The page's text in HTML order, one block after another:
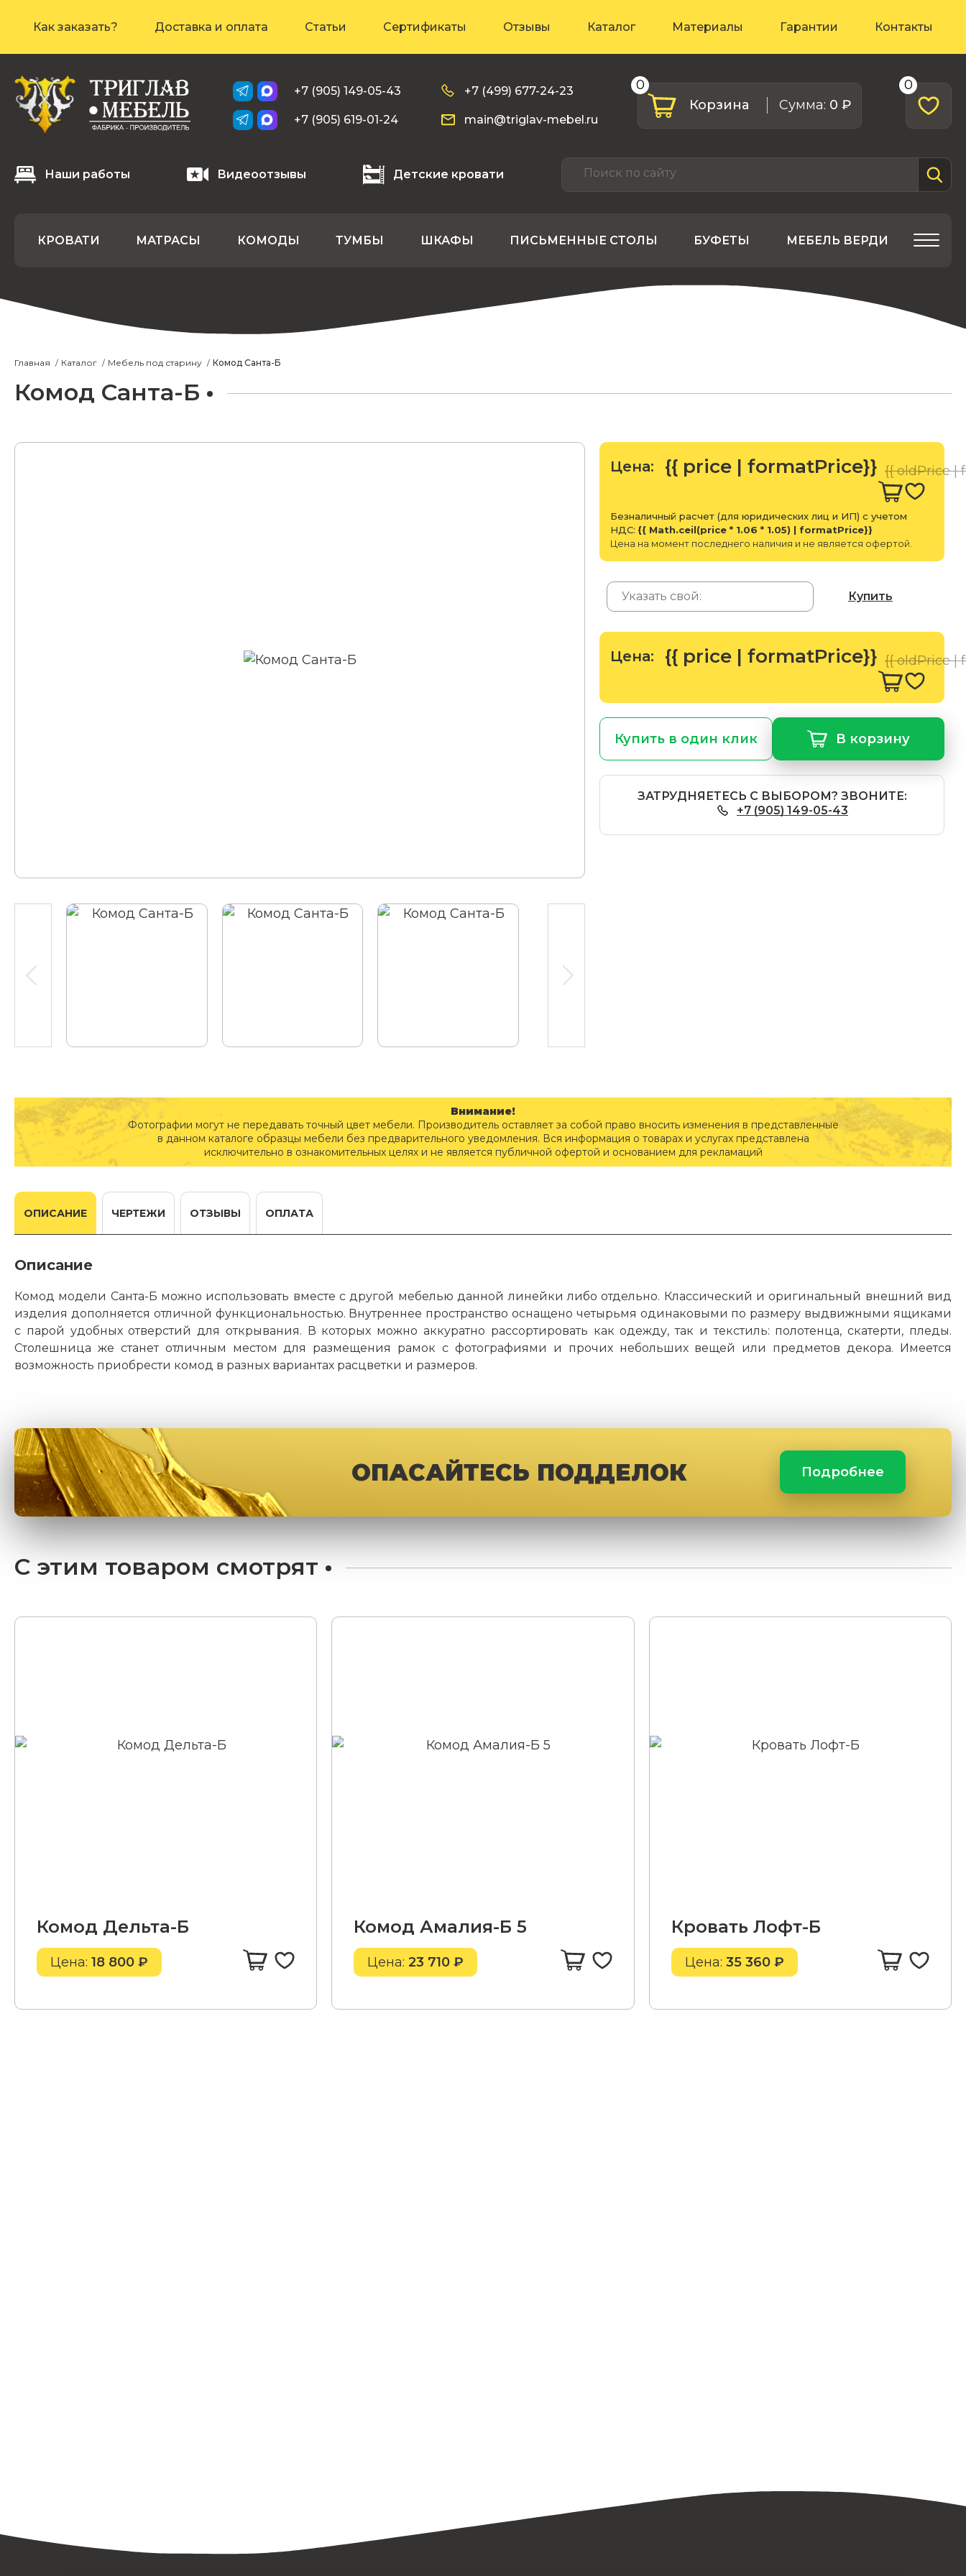
Как заказать? Доставка и оплата Статьи Сертификаты Отзывы Каталог Материалы Гарантии Контакты
+7 (905) 149-05-43
+7 (905) 619-01-24
+7 (499) 677-24-23
main@triglav-mebel.ru
Корзина Cумма: 0 ₽
0 0
Наши работы Видеоотзывы Детские кровати
КРОВАТИ МАТРАСЫ КОМОДЫ ТУМБЫ ШКАФЫ ПИСЬМЕННЫЕ СТОЛЫ БУФЕТЫ МЕБЕЛЬ ВЕРДИ
Главная Каталог Мебель под старину Комод Санта-Б
Комод Санта-Б
Цена: {{ price | formatPrice}} {{ oldPrice |
Безналичный расчет (для юридических лиц и ИП) с учетом
НДС: {{ Math.ceil(price * 1.06 * 1.05) | formatPrice}}
Цена на момент последнего наличия и не является офертой.
Купить
Цена: {{ price | formatPrice}} {{ oldPrice |
Купить в один клик В корзину
ЗАТРУДНЯЕТЕСЬ С ВЫБОРОМ? ЗВОНИТЕ:
+7 (905) 149-05-43
Внимание!
Фотографии могут не передавать точный цвет мебели. Производитель оставляет за собой право вносить изменения в представленные
в данном каталоге образцы мебели без предварительного уведомления. Вся информация о товарах и услугах представлена
исключительно в ознакомительных целях и не является публичной офертой и основанием для рекламаций
ОПИСАНИЕ ЧЕРТЕЖИ ОТЗЫВЫ ОПЛАТА
Описание
Комод модели Санта-Б можно использовать вместе с другой мебелью данной линейки либо отдельно. Классический и оригинальный внешний вид
изделия дополняется отличной функциональностью. Внутреннее пространство оснащено четырьмя одинаковыми по размеру выдвижными ящиками
с парой удобных отверстий для открывания. В которых можно аккуратно рассортировать как одежду, так и текстиль: полотенца, скатерти, пледы.
Столешница же станет отличным местом для размещения рамок с фотографиями и прочих небольших вещей или предметов декора. Имеется
возможность приобрести комод в разных вариантах расцветки и размеров.
ОПАСАЙТЕСЬ ПОДДЕЛОК Подробнее
С этим товаром смотрят
Комод Дельта-Б
Цена: 18 800 ₽
Комод Амалия-Б 5
Цена: 23 710 ₽
Кровать Лофт-Б
Цена: 35 360 ₽